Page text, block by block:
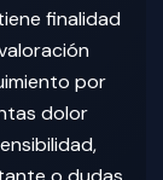
finalidad
por
dolor